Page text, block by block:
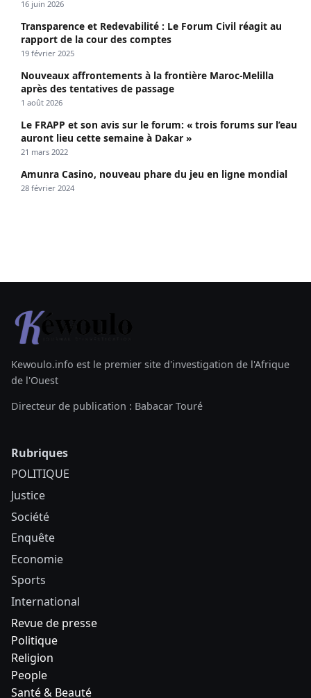
propagé le VIH depuis 2018
16 juin 2026
Transparence et Redevabilité : Le Forum Civil réagit au
rapport de la cour des comptes
19 février 2025
Nouveaux affrontements à la frontière Maroc-Melilla
après des tentatives de passage
1 août 2026
Le FRAPP et son avis sur le forum: « trois forums sur l’eau
auront lieu cette semaine à Dakar »
21 mars 2022
Amunra Casino, nouveau phare du jeu en ligne mondial
28 février 2024
Kewoulo.info est le premier site d'investigation de l'Afrique
de l'Ouest
Directeur de publication : Babacar Touré
Rubriques
POLITIQUE
Justice
Société
Enquête
Economie
Sports
International
Revue de presse
Politique
Religion
People
Santé & Beauté